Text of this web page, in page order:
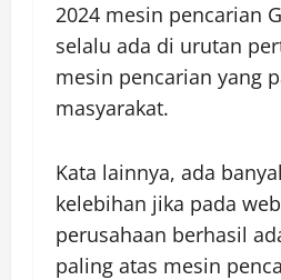
2024 mesin pencarian
selalu ada di urutan
mesin pencarian yang
masyarakat.
Kata lainnya, ada
kelebihan jika pada
perusahaan berhasil
paling atas mesin